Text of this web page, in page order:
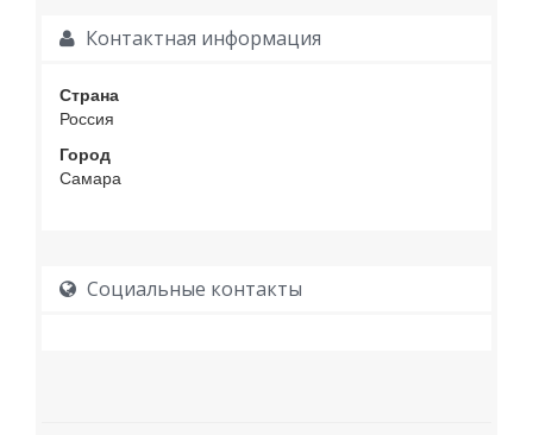
Контактная информация
Страна
Россия
Город
Самара
Социальные контакты